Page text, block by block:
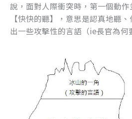
說，面對人際衝突時，第一個動
【快快的聽】，意思是認真地聽
出一些攻擊性的言語（ie長官為何